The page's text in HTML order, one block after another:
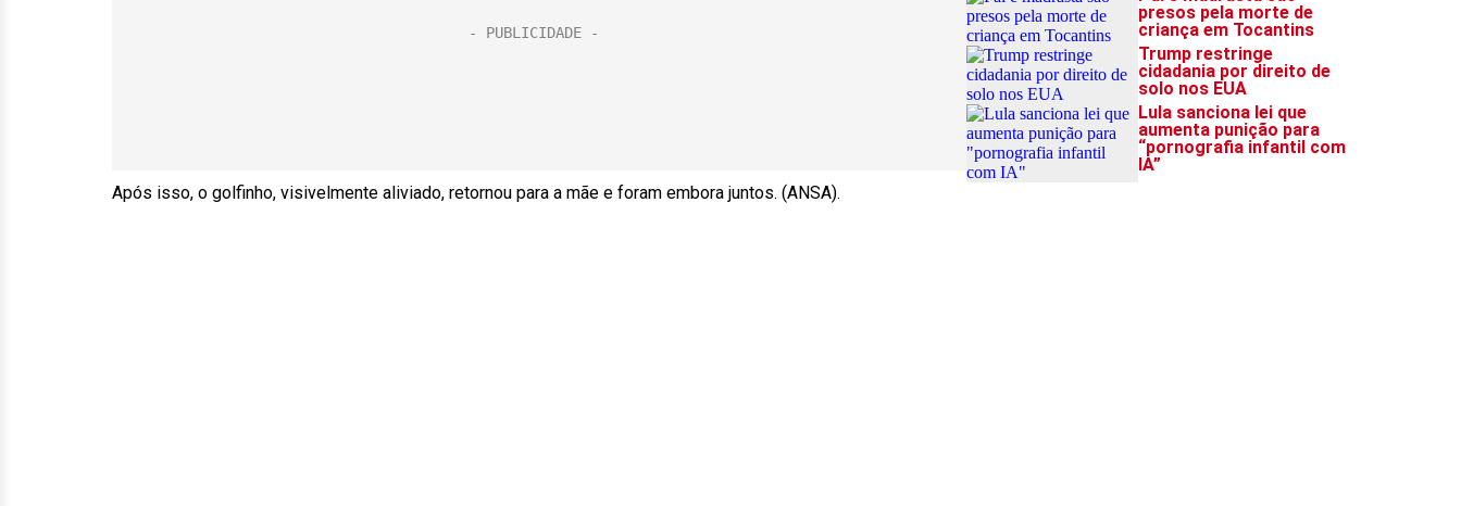
Após isso, o golfinho, visivelmente aliviado, retornou para a mãe e foram embora juntos. (ANSA).